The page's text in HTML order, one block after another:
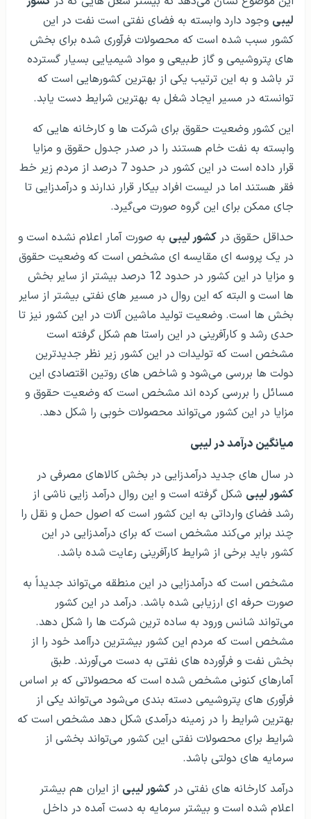
لیبی وجود دارد وابسته به فضای نفتی است نفت در این
کشور سبب شده است که محصولات فرآوری شده برای بخش
های پتروشیمی و گاز طبیعی و مواد شیمیایی بسیار گسترده
تر باشد و به این ترتیب یکی از بهترین کشورهایی است که
توانسته در مسیر ایجاد شغل به بهترین شرایط دست یابد.
این کشور وضعیت حقوق برای شرکت ها و کارخانه هایی که
وابسته به نفت خام هستند را در صدر جدول حقوق و مزایا
قرار داده است در این کشور در حدود 7 درصد از مردم زیر خط
فقر هستند اما در لیست افراد بیکار قرار ندارند و درآمدزایی تا
جای ممکن برای این گروه صورت می‌گیرد.
حداقل حقوق در کشور لیبی به صورت آمار اعلام نشده است و
در یک پروسه ای مقایسه ای مشخص است که وضعیت حقوق
و مزایا در این کشور در حدود 12 درصد بیشتر از سایر بخش
ها است و البته که این روال در مسیر های نفتی بیشتر از سایر
بخش ها است. وضعیت تولید ماشین آلات در این کشور نیز تا
حدی رشد و کارآفرینی در این راستا هم شکل گرفته است
مشخص است که تولیدات در این کشور زیر نظر جدیدترین
دولت ها بررسی می‌شود و شاخص های روتین اقتصادی این
مسائل را بررسی کرده اند مشخص است که وضعیت حقوق و
مزایا در این کشور می‌تواند محصولات خوبی را شکل دهد.
میانگین درآمد در لیبی
در سال های جدید درآمدزایی در بخش کالاهای مصرفی در
کشور لیبی شکل گرفته است و این روال درآمد زایی ناشی از
رشد فضای وارداتی به این کشور است که اصول حمل و نقل را
چند برابر می‌کند مشخص است که برای درآمدزایی در این
کشور باید برخی از شرایط کارآفرینی رعایت شده باشد.
مشخص است که درآمدزایی در این منطقه می‌تواند جدیداً به
صورت حرفه ای ارزیابی شده باشد. درآمد در این کشور
می‌تواند شانس ورود به ساده ترین شرکت ها را شکل دهد.
مشخص است که مردم این کشور بیشترین درآامد خود را از
بخش نفت و فرآورده های نفتی به دست می‌آورند. طبق
آمارهای کنونی مشخص شده است که محصولاتی که بر اساس
فرآوری های پتروشیمی دسته بندی می‌شود می‌تواند یکی از
بهترین شرایط را در زمینه درآمدی شکل دهد مشخص است که
شرایط برای محصولات نفتی این کشور می‌تواند بخشی از
سرمایه های دولتی باشد.
درآمد کارخانه های نفتی در کشور لیبی از ایران هم بیشتر
اعلام شده است و بیشتر سرمایه به دست آمده در داخل